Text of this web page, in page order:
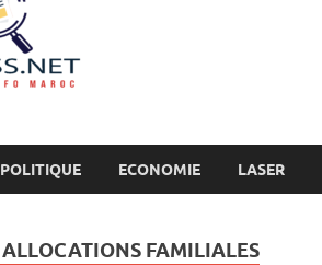
POLITIQUE ECONOMIE LASER
ALLOCATIONS FAMILIALES